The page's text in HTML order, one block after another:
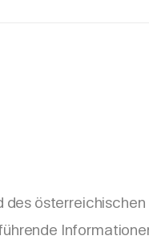
des österreichischen